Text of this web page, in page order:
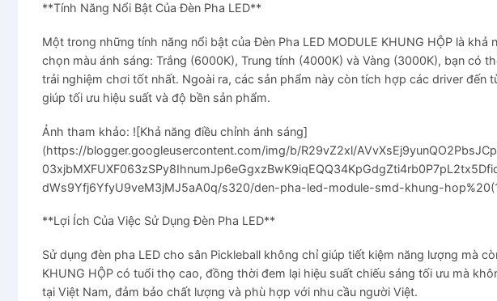
**Tính Năng Nổi Bật Của Đèn Pha LED**
Một trong những tính năng nổi bật của Đèn Pha LED MODULE KHUNG HỘP là
chọn màu ánh sáng: Trắng (6000K), Trung tính (4000K) và Vàng (3000K), bạn có
trải nghiệm chơi tốt nhất. Ngoài ra, các sản phẩm này còn tích hợp các driver đến
giúp tối ưu hiệu suất và độ bền sản phẩm.
Ảnh tham khảo: ![Khả năng điều chỉnh ánh sáng]
(https://blogger.googleusercontent.com/img/b/R29vZ2xl/
dWs9Yfj6YfyU9veM3jMJ5aA0q/s320/den-pha-led-module-smd-khung-
**Lợi Ích Của Việc Sử Dụng Đèn Pha LED**
Sử dụng đèn pha LED cho sân Pickleball không chỉ giúp tiết kiệm năng lượng mà
KHUNG HỘP có tuổi thọ cao, đồng thời đem lại hiệu suất chiếu sáng tối ưu mà
tại Việt Nam, đảm bảo chất lượng và phù hợp với nhu cầu người Việt.